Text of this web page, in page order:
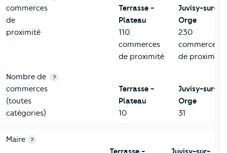
commerces
de
proximité
Terrasse -
Plateau
110
commerces
de proximité
Juvisy-sur-
Orge
230
commerces
de proximité
Nombre de
commerces
(toutes
catégories)
?
Terrasse -
Plateau
10
Juvisy-sur-
Orge
31
6-Politique
Critères
Maire ?